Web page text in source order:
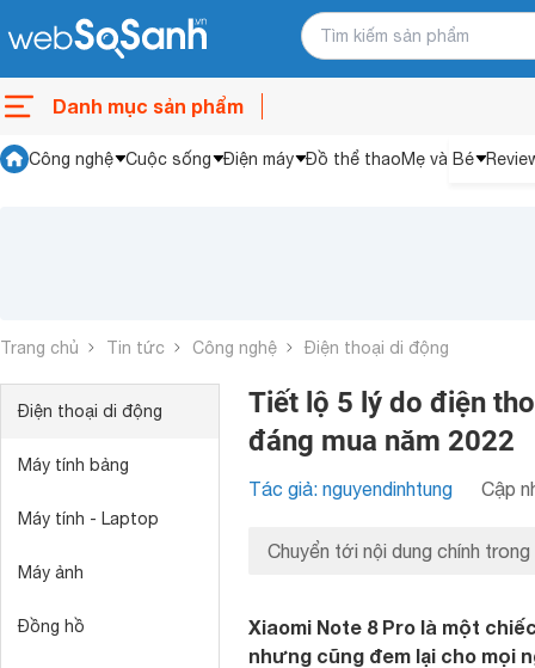
Danh mục sản phẩm
Công nghệ Cuộc sống Điện máy Đồ thể thaoMẹ và Bé
Trang chủ Tin tức Công nghệ Điện thoại di động
Điện thoại di động
Máy tính bảng
Máy tính - Laptop
Máy ảnh
Đồng hồ
Tiết lộ 5 lý do điện
đáng mua năm 2022
Tác giả: nguyendinhtung Cập
Chuyển tới nội dung chính trong
Xiaomi Note 8 Pro là một
nhưng cũng đem lại cho mọi